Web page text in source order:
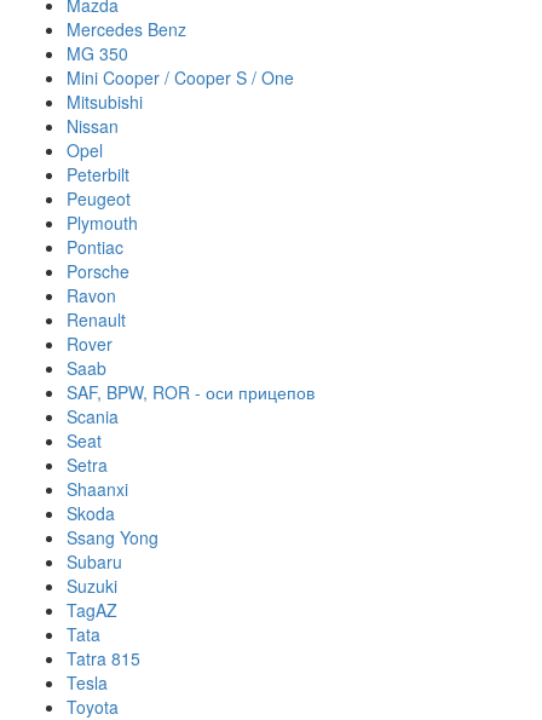
Mazda
Mercedes Benz
MG 350
Mini Cooper / Cooper S / One
Mitsubishi
Nissan
Opel
Peterbilt
Peugeot
Plymouth
Pontiac
Porsche
Ravon
Renault
Rover
Saab
SAF, BPW, ROR - оси прицепов
Scania
Seat
Setra
Shaanxi
Skoda
Ssang Yong
Subaru
Suzuki
TagAZ
Tata
Tatra 815
Tesla
Toyota